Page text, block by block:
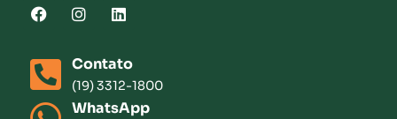
Contato
(19) 3312-1800
WhatsApp